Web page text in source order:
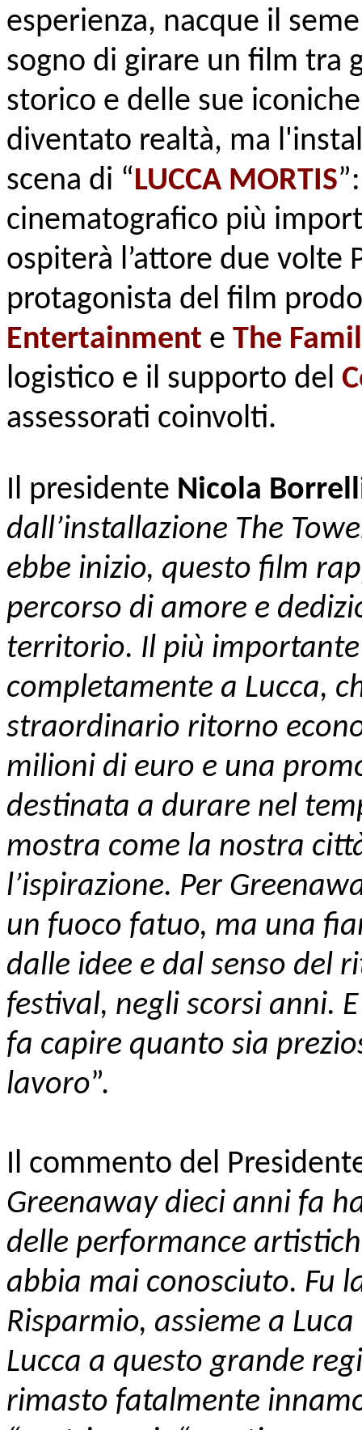
esperienza, nacque il
sogno di girare un film tra
storico e delle sue
diventato realtà, ma
scena di “LUCCA MORTIS
cinematografico più
ospiterà l’attore due volte
protagonista del film
Entertainment e The
logistico e il supporto del
assessorati coinvolti.
Il presidente Nicola
dall’installazione The
ebbe inizio, questo film
percorso di amore e
territorio. Il più
completamente a Lucca,
straordinario ritorno
milioni di euro e una
destinata a durare nel
mostra come la nostra
l’ispirazione. Per
un fuoco fatuo, ma una
dalle idee e dal senso del
festival, negli scorsi anni.
fa capire quanto sia
lavoro”.
Il commento del
Greenaway dieci anni fa
delle performance
abbia mai conosciuto. Fu
Risparmio, assieme a
Lucca a questo grande
rimasto fatalmente